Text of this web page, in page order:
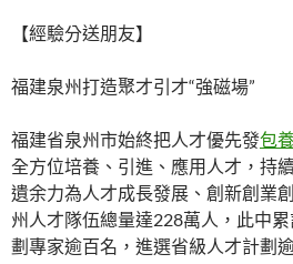
【經驗分送朋友】
福建泉州打造聚才引才“強磁場”
福建省泉州市始終把人才優先發包
全方位培養、引進、應用人才，持
遺余力為人才成長發展、創新創業
州人才隊伍總量達228萬人，此中
劃專家逾百名，進選省級人才計劃